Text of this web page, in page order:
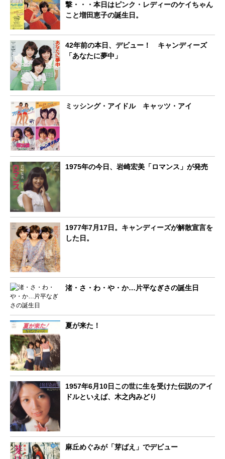
撃・・・本日はピンク・レディーのケイちゃん
こと増田恵子の誕生日。
42年前の本日、デビュー！ キャンディーズ
「あなたに夢中」
ミッシング・アイドル キャッツ・アイ
1975年の今日、岩崎宏美「ロマンス」が発売
1977年7月17日。キャンディーズが解散宣言を
した日。
渚・さ・わ・や・か…片平なぎさの誕生日
夏が来た！
1957年6月10日この世に生を受けた伝説のアイ
ドルといえば、木之内みどり
麻丘めぐみが「芽ばえ」でデビュー